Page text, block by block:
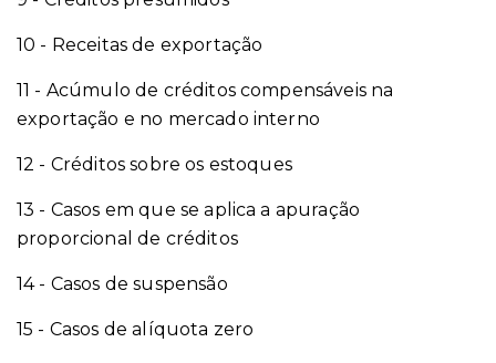
10 - Receitas de exportação
11 - Acúmulo de créditos compensáveis na
exportação e no mercado interno
12 - Créditos sobre os estoques
13 - Casos em que se aplica a apuração
proporcional de créditos
14 - Casos de suspensão
15 - Casos de alíquota zero